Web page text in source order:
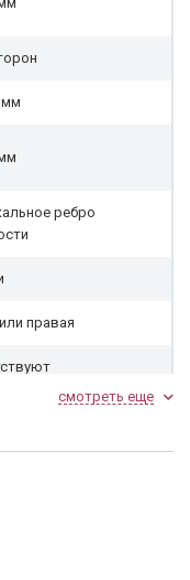
мм
ребро
правая
смотреть еще